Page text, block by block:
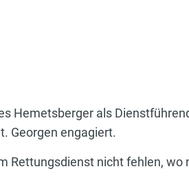
Hemetsberger als
Georgen engagiert.
Rettungsdienst nicht fehlen,